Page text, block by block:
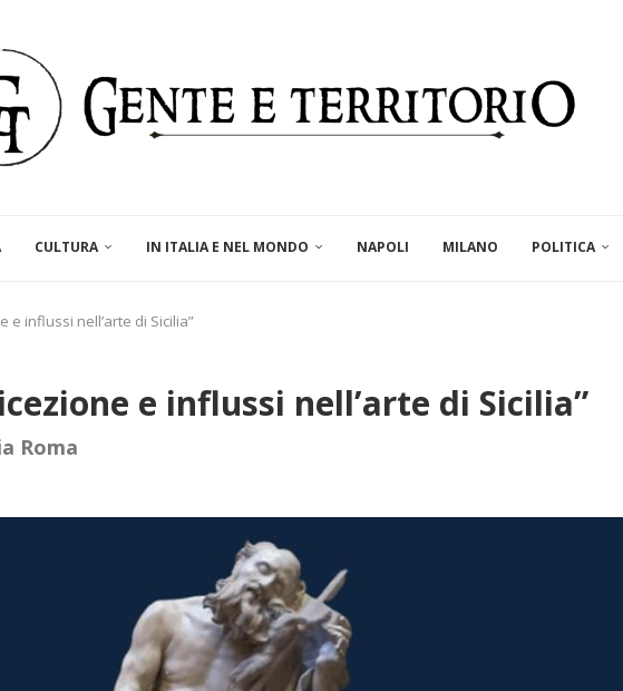
CULTURA IN ITALIA E NEL MONDO NAPOLI MILANO POLITICA
e influssi nell’arte di Sicilia”
e influssi nell’arte di Sicilia”
Roma